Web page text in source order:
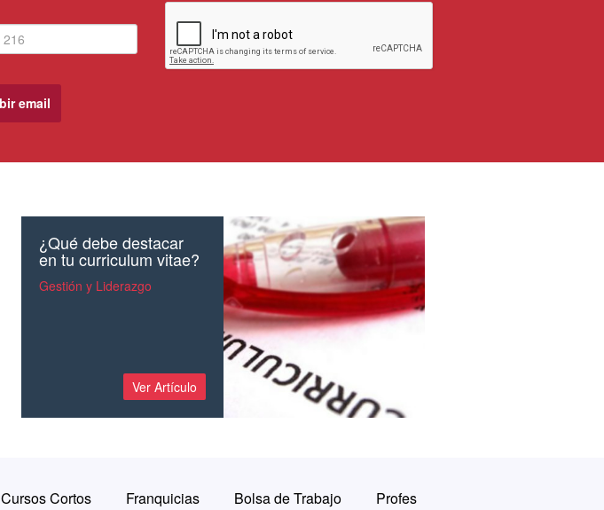
¿Qué debe destacar
en tu curriculum vitae?
Gestión y Liderazgo
Ver Artículo
Cursos Cortos Franquicias Bolsa de Trabajo Profes